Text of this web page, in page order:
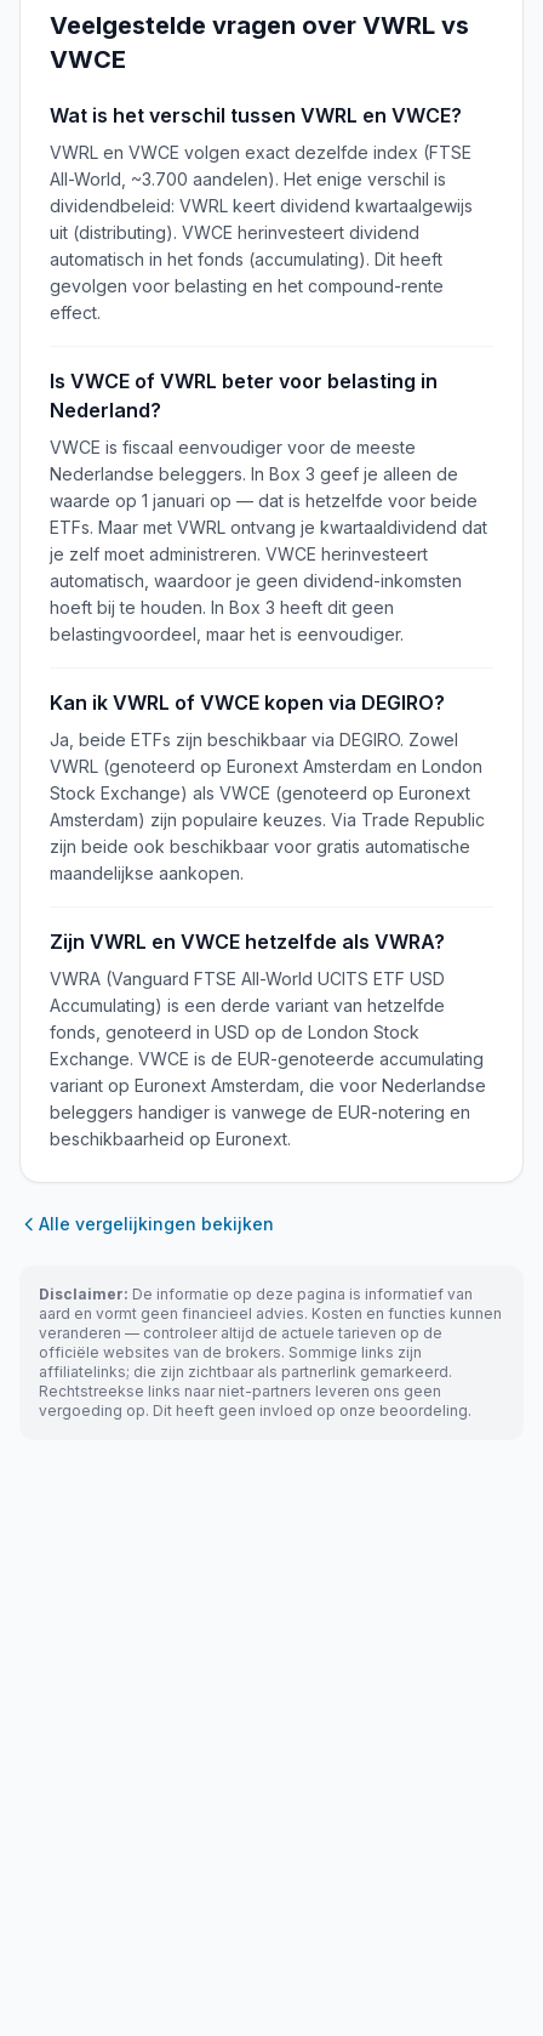
Veelgestelde vragen over VWRL vs
VWCE
Wat is het verschil tussen VWRL en VWCE?
VWRL en VWCE volgen exact dezelfde index (FTSE
All-World, ~3.700 aandelen). Het enige verschil is
dividendbeleid: VWRL keert dividend kwartaalgewijs
uit (distributing). VWCE herinvesteert dividend
automatisch in het fonds (accumulating). Dit heeft
gevolgen voor belasting en het compound-rente
effect.
Is VWCE of VWRL beter voor belasting in
Nederland?
VWCE is fiscaal eenvoudiger voor de meeste
Nederlandse beleggers. In Box 3 geef je alleen de
waarde op 1 januari op — dat is hetzelfde voor beide
ETFs. Maar met VWRL ontvang je kwartaaldividend dat
je zelf moet administreren. VWCE herinvesteert
automatisch, waardoor je geen dividend-inkomsten
hoeft bij te houden. In Box 3 heeft dit geen
belastingvoordeel, maar het is eenvoudiger.
Kan ik VWRL of VWCE kopen via DEGIRO?
Ja, beide ETFs zijn beschikbaar via DEGIRO. Zowel
VWRL (genoteerd op Euronext Amsterdam en London
Stock Exchange) als VWCE (genoteerd op Euronext
Amsterdam) zijn populaire keuzes. Via Trade Republic
zijn beide ook beschikbaar voor gratis automatische
maandelijkse aankopen.
Zijn VWRL en VWCE hetzelfde als VWRA?
VWRA (Vanguard FTSE All-World UCITS ETF USD
Accumulating) is een derde variant van hetzelfde
fonds, genoteerd in USD op de London Stock
Exchange. VWCE is de EUR-genoteerde accumulating
variant op Euronext Amsterdam, die voor Nederlandse
beleggers handiger is vanwege de EUR-notering en
beschikbaarheid op Euronext.
Alle vergelijkingen bekijken
Disclaimer: De informatie op deze pagina is informatief van
aard en vormt geen financieel advies. Kosten en functies kunnen
veranderen — controleer altijd de actuele tarieven op de
officiële websites van de brokers. Sommige links zijn
affiliatelinks; die zijn zichtbaar als partnerlink gemarkeerd.
Rechtstreekse links naar niet-partners leveren ons geen
vergoeding op. Dit heeft geen invloed op onze beoordeling.